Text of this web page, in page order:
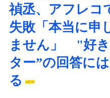
禎丞、アフレコ
失敗「本当に申
ません」 "好き
ター”の回答に
る